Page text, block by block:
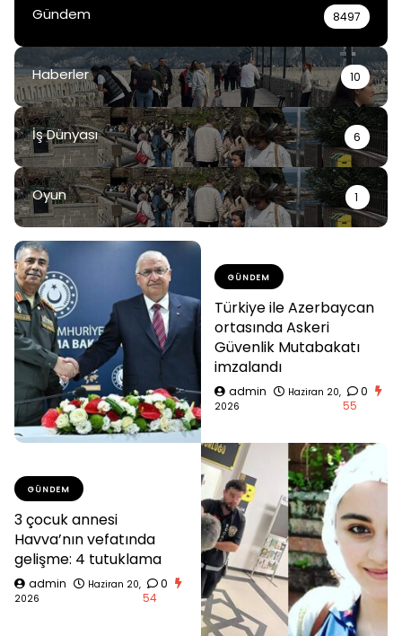
Gündem 8497
Haberler 10
İş Dünyası 6
Oyun 1
GÜNDEM
Türkiye ile Azerbaycan
ortasında Askeri
Güvenlik Mutabakatı
imzalandı
admin
Haziran 20,
2026
0
55
GÜNDEM
3 çocuk annesi
Havva’nın vefatında
gelişme: 4 tutuklama
admin
Haziran 20,
2026
0
54